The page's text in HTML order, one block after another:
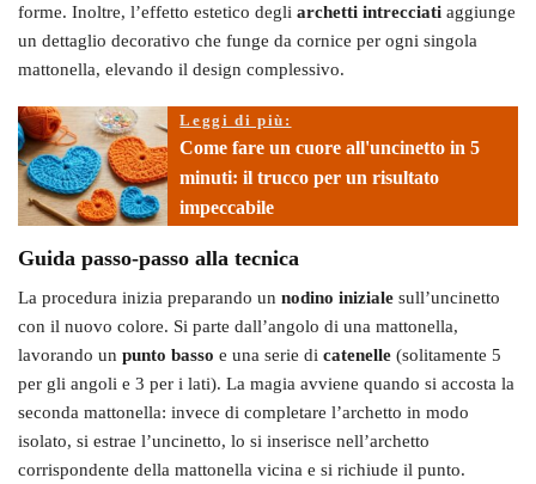
forme. Inoltre, l’effetto estetico degli archetti intrecciati aggiunge
un dettaglio decorativo che funge da cornice per ogni singola
mattonella, elevando il design complessivo.
Leggi di più:
Come fare un cuore all'uncinetto in 5
minuti: il trucco per un risultato
impeccabile
Guida passo-passo alla tecnica
La procedura inizia preparando un nodino iniziale sull’uncinetto
con il nuovo colore. Si parte dall’angolo di una mattonella,
lavorando un punto basso e una serie di catenelle (solitamente 5
per gli angoli e 3 per i lati). La magia avviene quando si accosta la
seconda mattonella: invece di completare l’archetto in modo
isolato, si estrae l’uncinetto, lo si inserisce nell’archetto
corrispondente della mattonella vicina e si richiude il punto.